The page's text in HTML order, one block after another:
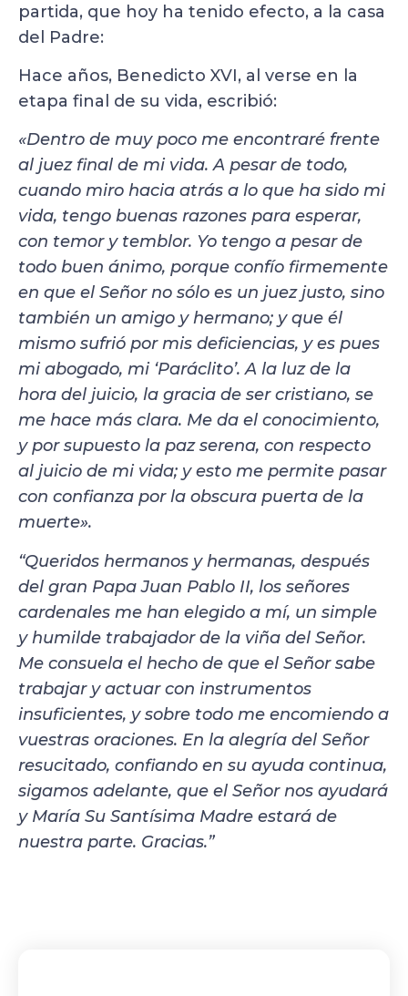
partida, que hoy ha tenido efecto, a la casa
del Padre:
Hace años, Benedicto XVI, al verse en la
etapa final de su vida, escribió:
«Dentro de muy poco me encontraré frente
al juez final de mi vida. A pesar de todo,
cuando miro hacia atrás a lo que ha sido mi
vida, tengo buenas razones para esperar,
con temor y temblor. Yo tengo a pesar de
todo buen ánimo, porque confío firmemente
en que el Señor no sólo es un juez justo, sino
también un amigo y hermano; y que él
mismo sufrió por mis deficiencias, y es pues
mi abogado, mi ‘Paráclito’. A la luz de la
hora del juicio, la gracia de ser cristiano, se
me hace más clara. Me da el conocimiento,
y por supuesto la paz serena, con respecto
al juicio de mi vida; y esto me permite pasar
con confianza por la obscura puerta de la
muerte».
“Queridos hermanos y hermanas, después
del gran Papa Juan Pablo II, los señores
cardenales me han elegido a mí, un simple
y humilde trabajador de la viña del Señor.
Me consuela el hecho de que el Señor sabe
trabajar y actuar con instrumentos
insuficientes, y sobre todo me encomiendo a
vuestras oraciones. En la alegría del Señor
resucitado, confiando en su ayuda continua,
sigamos adelante, que el Señor nos ayudará
y María Su Santísima Madre estará de
nuestra parte. Gracias.”